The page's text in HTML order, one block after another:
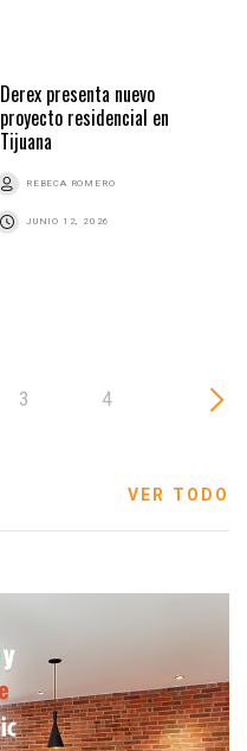
Derex presenta nuevo
proyecto residencial en
Tijuana
REBECA ROMERO
JUNIO 12, 2026
3 4
VER TODO